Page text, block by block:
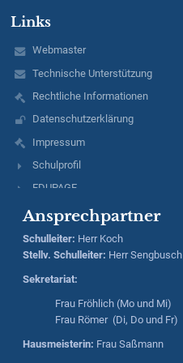
Links
Webmaster
Technische Unterstützung
Rechtliche Informationen
Datenschutzerklärung
Impressum
Schulprofil
EDUPAGE
Ansprechpartner
Schulleiter: Herr Koch
Stellv. Schulleiter: HerrSengbusch
Sekretariat:
Frau Fröhlich (Mo und Mi)
Frau Römer (Di, Do und Fr)
Hausmeisterin: Frau Saßmann